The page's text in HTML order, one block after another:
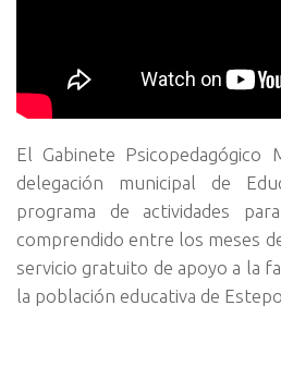
El Gabinete Psicopedagógico
delegación municipal de
programa de actividades
comprendido entre los meses
servicio gratuito de apoyo a la
la población educativa de